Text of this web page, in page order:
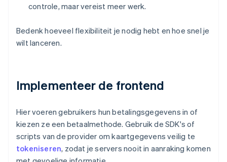
controle, maar vereist meer werk.
Bedenk hoeveel flexibiliteit je nodig hebt en hoe snel je
wilt lanceren.
Implementeer de frontend
Hier voeren gebruikers hun betalingsgegevens in of
kiezen ze een betaalmethode. Gebruik de SDK's of
scripts van de provider om kaartgegevens veilig te
tokeniseren, zodat je servers nooit in aanraking komen